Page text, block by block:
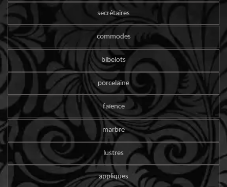
secrétaires
commodes
bibelots
porcelaine
faïence
marbre
lustres
appliques